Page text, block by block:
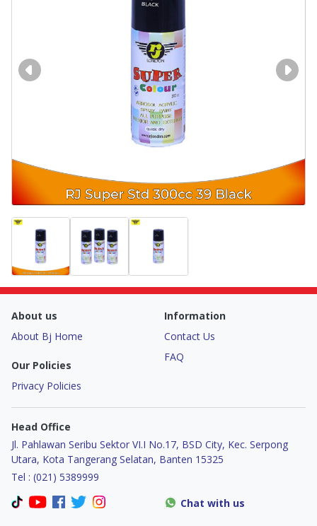
About us
About Bj Home
Our Policies
Privacy Policies
Information
Contact Us
FAQ
Head Office
Jl. Pahlawan Seribu Sektor VI.I No.17, BSD City, Kec. Serpong
Utara, Kota Tangerang Selatan, Banten 15325
Tel : (021) 5389999
Chat with us